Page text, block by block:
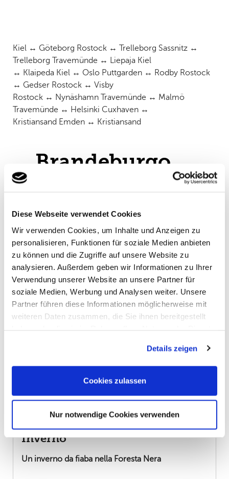
Diese Webseite verwendet Cookies
Wir verwenden Cookies, um Inhalte und Anzeigen zu
personalisieren, Funktionen für soziale Medien anbieten
zu können und die Zugriffe auf unsere Website zu
analysieren. Außerdem geben wir Informationen zu Ihrer
Verwendung unserer Website an unsere Partner für
soziale Medien, Werbung und Analysen weiter. Unsere
Partner führen diese Informationen möglicherweise mit
weiteren Daten zusammen, die Sie ihnen bereitgestellt
Cookies, wenn Sie unsere Webseite weiterhin nutzen.
Details zeigen
Cookies zulassen
Nur notwendige Cookies verwenden
Kiel ↔ Göteborg Rostock ↔ Trelleborg Sassnitz ↔
Trelleborg Travemünde ↔ Liepaja Kiel
↔ Klaipeda Kiel ↔ Oslo Puttgarden ↔ Rodby Rostock
↔ Gedser Rostock ↔ Visby
Rostock ↔ Nynäshamn Travemünde ↔ Malmö
Travemünde ↔ Helsinki Cuxhaven ↔
Kristiansand Emden ↔ Kristiansand
Brandeburgo
Germania e
un simbolo di unità e libertà. Costruita alla
fine del XVIII secolo, un tempo segnava
l'inizio del viale Unter den Linden e
fungeva da simbolo del potere. Oggi è un
importante monumento e una calamita
per i turisti di tutto il mondo che vogliono
ammirare la sua maestosa architettura e
vivere la storia legata a questo luogo.
Previous
Condizioni stagionali
Inverno
Un inverno da fiaba nella Foresta Nera